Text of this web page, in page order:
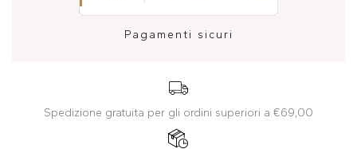
Pagamenti sicuri
Spedizione gratuita per gli ordini superiori a €69,00